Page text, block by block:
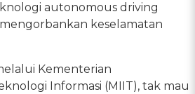
autonomous driving
keselamatan
Kementerian
Informasi (MIIT), tak mau